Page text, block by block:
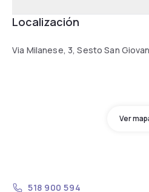
Localización
Via Milanese, 3, Sesto San
Ver
518 900 594